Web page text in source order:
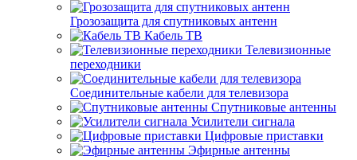
Грозозащита для спутниковых антенн
Кабель ТВ
Телевизионные
переходники
Соединительные кабели для телевизора
Спутниковые антенны
Усилители сигнала
Цифровые приставки
Эфирные антенны